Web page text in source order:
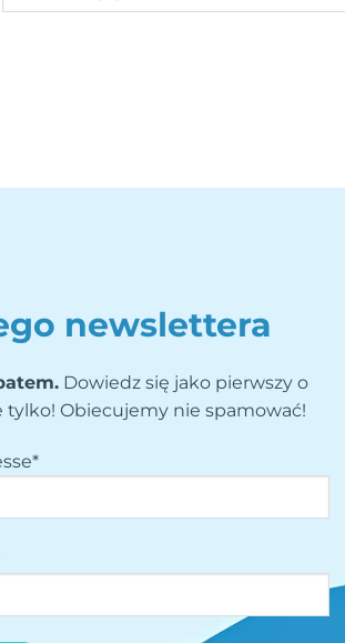
newslettera
Dowiedz się jako pierwszy o
Obiecujemy nie spamować!